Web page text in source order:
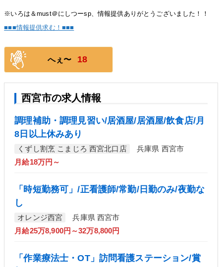
※いろは＆must＠にしつーsp、情報提供ありがとうございました！！
■■■情報提供求む！■■■
へぇ〜 18
西宮市の求人情報
調理補助・調理見習い/居酒屋/居酒屋/飲食店/月
8日以上休みあり
くずし割烹 こまじろ 西宮北口店
兵庫県 西宮市
月給18万円～
「時短勤務可」/正看護師/常勤/日勤のみ/夜勤な
し
オレンジ西宮
兵庫県 西宮市
月給25万8,900円～32万8,800円
「作業療法士・OT」訪問看護ステーション/賞